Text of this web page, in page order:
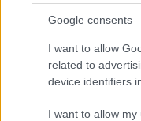
Google consents
I want to allow
related to
device identifiers
I want to allow